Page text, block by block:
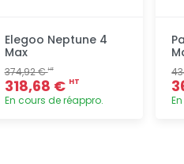
Elegoo Neptune 4
Max
374,92 €HT
318,68 € HT
En cours de réappro.